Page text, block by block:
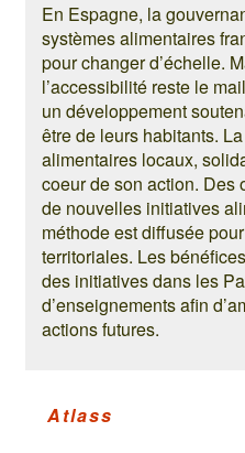
En Espagne, la
systèmes alimentaires
pour changer d’échelle.
l’accessibilité reste le
un développement
être de leurs habitants.
alimentaires locaux,
coeur de son action. Des
de nouvelles initiatives
méthode est diffusée
territoriales. Les
des initiatives dans les
d’enseignements afin
actions futures.
Atlass